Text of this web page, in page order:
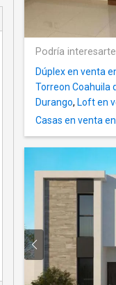
Podría
Dúplex en venta
Torreon Coahuila
Durango, Loft en
Casas en venta